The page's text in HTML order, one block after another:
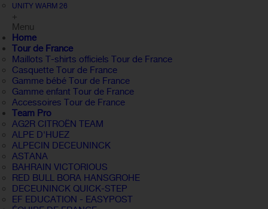
UNITY WARM 26
+
Menu
Home
Tour de France
Maillots T-shirts officiels Tour de France
Casquette Tour de France
Gamme bébé Tour de France
Gamme enfant Tour de France
Accessoires Tour de France
Team Pro
AG2R CITROËN TEAM
ALPE D'HUEZ
ALPECIN DECEUNINCK
ASTANA
BAHRAIN VICTORIOUS
RED BULL BORA HANSGROHE
DECEUNINCK QUICK-STEP
EF EDUCATION - EASYPOST